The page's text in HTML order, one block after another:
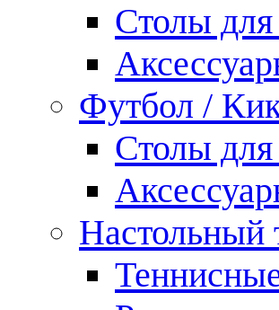
Столы для
Футбол /
Столы для
Настольный